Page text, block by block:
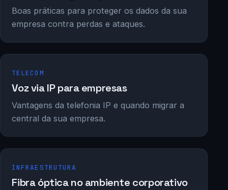
Boas práticas para proteger os dados da sua
empresa contra perdas e ataques.
TELECOM
Voz via IP para empresas
Vantagens da telefonia IP e quando migrar a
central da sua empresa.
INFRAESTRUTURA
Fibra óptica no ambiente corporativo